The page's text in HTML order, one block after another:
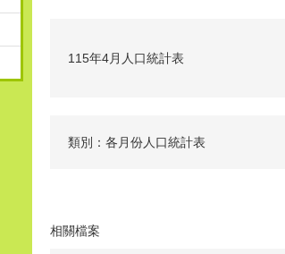
115年4月人口統計表
類別：各月份人口統計表
相關檔案